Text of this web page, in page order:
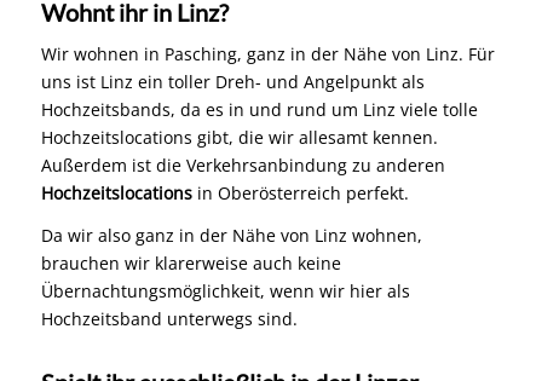
Wohnt ihr in Linz?
Wir wohnen in Pasching, ganz in der Nähe von Linz. Für
uns ist Linz ein toller Dreh- und Angelpunkt als
Hochzeitsbands, da es in und rund um Linz viele tolle
Hochzeitslocations gibt, die wir allesamt kennen.
Außerdem ist die Verkehrsanbindung zu anderen
Hochzeitslocationsin Oberösterreich perfekt.
Da wir also ganz in der Nähe von Linz wohnen,
brauchen wir klarerweise auch keine
Übernachtungsmöglichkeit, wenn wir hier als
Hochzeitsband unterwegs sind.